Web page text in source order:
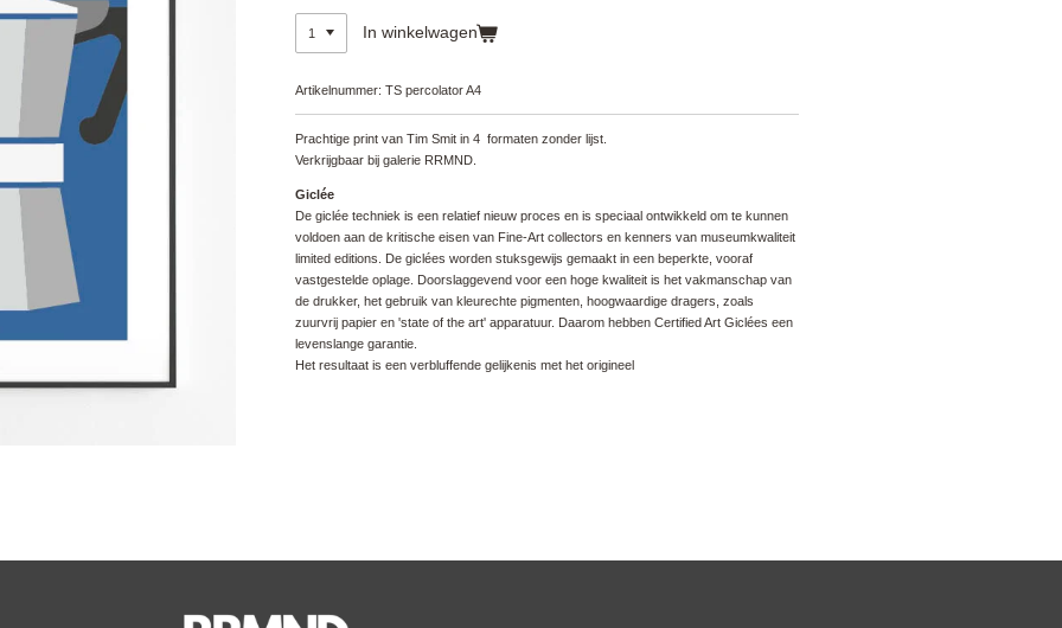
In winkelwagen
Artikelnummer: TS percolator A4
Prachtige print van Tim Smit in 4 formaten zonder lijst.
Verkrijgbaar bij galerie RRMND.
Giclée
De giclée techniek is een relatief nieuw proces en is speciaal ontwikkeld om te kunnen
voldoen aan de kritische eisen van Fine-Art collectors en kenners van museumkwaliteit
limited editions. De giclées worden stuksgewijs gemaakt in een beperkte, vooraf
vastgestelde oplage. Doorslaggevend voor een hoge kwaliteit is het vakmanschap van
de drukker, het gebruik van kleurechte pigmenten, hoogwaardige dragers, zoals
zuurvrij papier en 'state of the art' apparatuur. Daarom hebben Certified Art Giclées een
levenslange garantie.
Het resultaat is een verbluffende gelijkenis met het origineel